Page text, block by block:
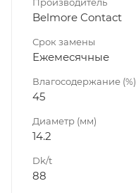
Belmore Contact
Срок замены
Ежемесячные
Влагосодержание (%)
45
Диаметр (мм)
14.2
Dk/t
88